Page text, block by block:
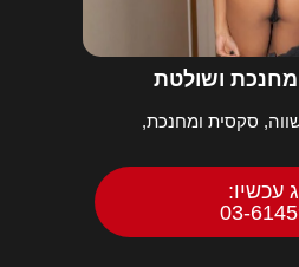
ושולטת
סקסית ומחנכת,
עכשיו:
03-